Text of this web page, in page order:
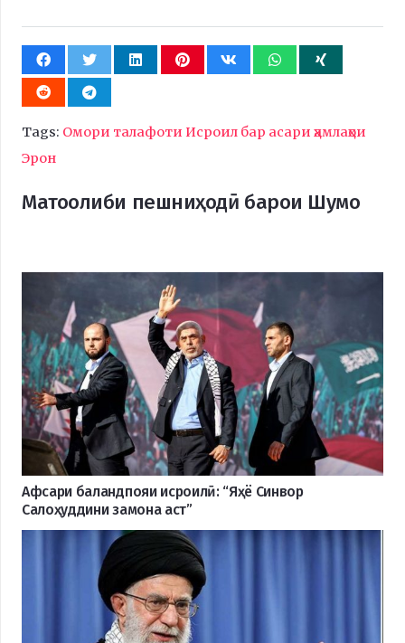
Tags: Омори талафоти Исроил бар асари ҳамлаҳои
Эрон
Матоолиби пешниҳодӣ барои Шумо
Афсари баландпояи исроилӣ: “Яҳё Синвор
Салоҳуддини замона аст”